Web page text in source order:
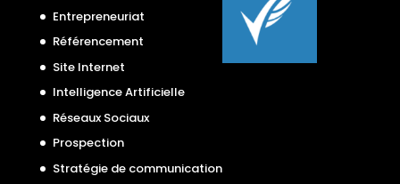
Entrepreneuriat
Référencement
Site Internet
Intelligence Artificielle
Réseaux Sociaux
Prospection
Stratégie de communication